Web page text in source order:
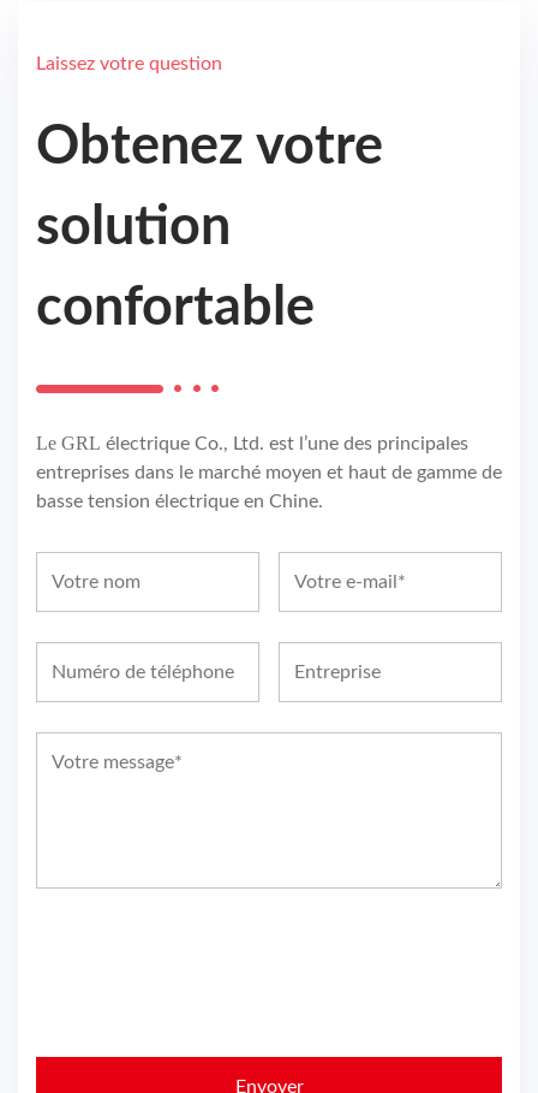
Laissez votre question
Obtenez votre
solution
confortable
Le GRL électrique Co., Ltd. est l’une des principales
entreprises dans le marché moyen et haut de gamme de
basse tension électrique en Chine.